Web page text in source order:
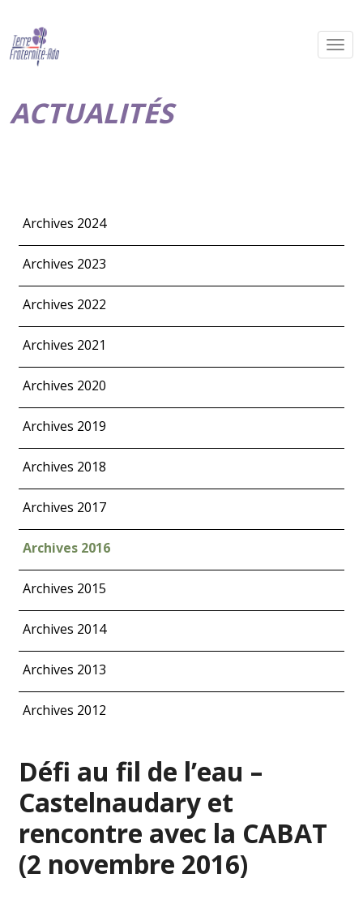
ACTUALITÉS
Archives 2024
Archives 2023
Archives 2022
Archives 2021
Archives 2020
Archives 2019
Archives 2018
Archives 2017
Archives 2016
Archives 2015
Archives 2014
Archives 2013
Archives 2012
Défi au fil de l’eau –
Castelnaudary et
rencontre avec la CABAT
(2 novembre 2016)